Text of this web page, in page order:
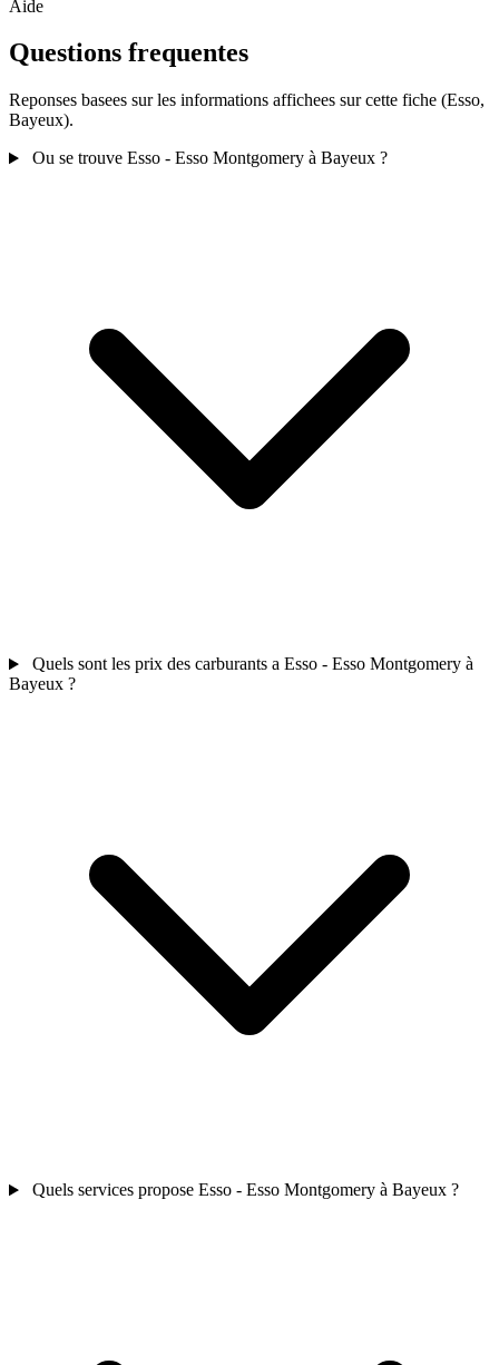
Aide
Questions frequentes
Reponses basees sur les informations affichees sur cette fiche (Esso,
Bayeux).
Ou se trouve Esso - Esso Montgomery à Bayeux ?
Quels sont les prix des carburants a Esso - Esso Montgomery à
Bayeux ?
Quels services propose Esso - Esso Montgomery à Bayeux ?